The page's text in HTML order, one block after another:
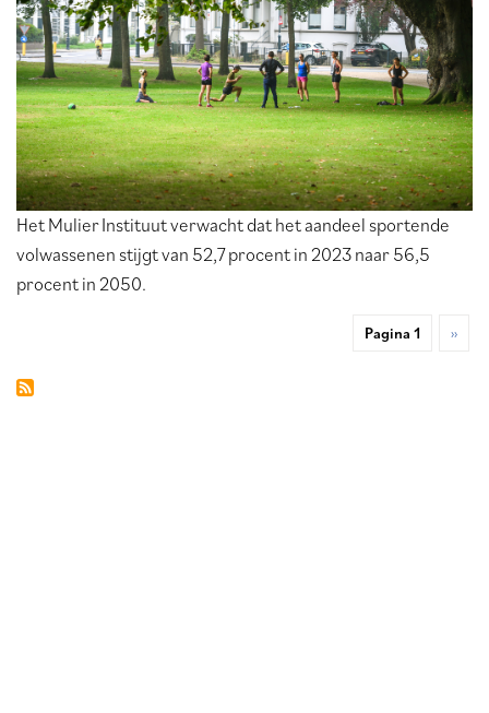
Het Mulier Instituut verwacht dat het aandeel sportende
volwassenen stijgt van 52,7 procent in 2023 naar 56,5
procent in 2050.
Pagina 1 ››